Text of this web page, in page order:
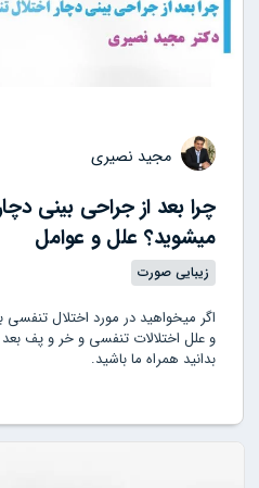
مجید نصیری
چرا بعد از جراحی بینی
میشوید؟ علل و عوامل
زیبایی صورت
اگر میخواهید در مورد اختلال تنفسی
و علل اختلالات تنفسی و خر و پف بعد
بدانید همراه ما باشید.